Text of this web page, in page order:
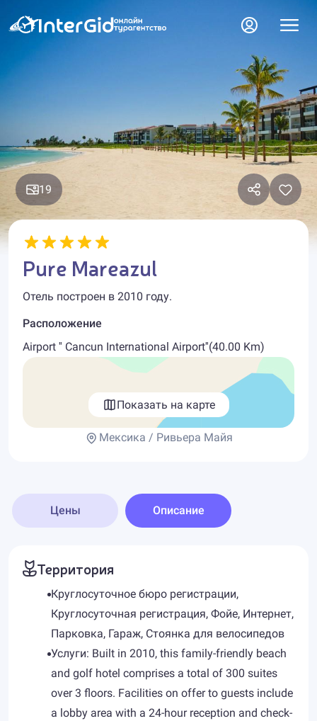
19
Pure Mareazul
Отель построен в 2010 году.
Расположение
Airport '' Cancun International Airport''(40.00 Km)
Показать на карте
Мексика / Ривьера Майя
Цены Описание
Территория
Круглосуточное бюро регистрации,
Круглосуточная регистрация, Фойе, Интернет,
Парковка, Гараж, Стоянка для велосипедов
Услуги: Built in 2010, this family-friendly beach
and golf hotel comprises a total of 300 suites
over 3 floors. Facilities on offer to guests include
a lobby area with a 24-hour reception and check-